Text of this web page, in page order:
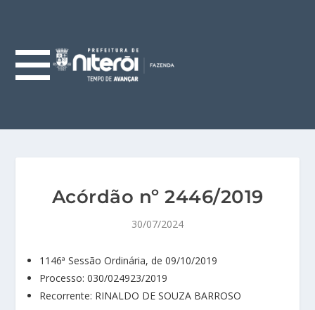
Acórdão nº 2446/2019
30/07/2024
1146ª Sessão Ordinária, de 09/10/2019
Processo: 030/024923/2019
Recorrente: RINALDO DE SOUZA BARROSO